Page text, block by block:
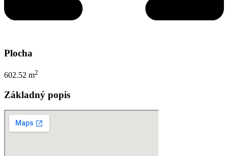
Plocha
602.52 m2
Základný popis